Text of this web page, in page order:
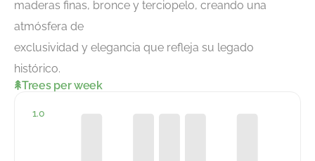
maderas finas, bronce y terciopelo, creando una
atmósfera de
exclusividad y elegancia que refleja su legado
histórico.
Trees per week